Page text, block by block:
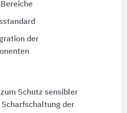
der
Schutz sensibler
Scharfschaltung der